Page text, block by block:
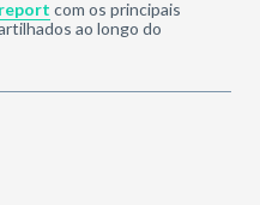
com os principais
ao longo do